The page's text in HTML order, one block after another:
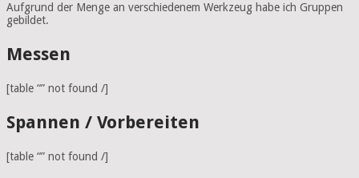
Aufgrund der Menge an verschiedenem Werkzeug habe ich Gruppen
gebildet.
Messen
[table “” not found /]
Spannen / Vorbereiten
[table “” not found /]